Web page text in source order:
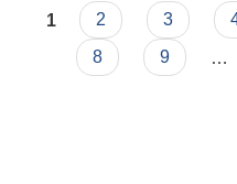
छात्रवृत्ति
Pages
1 2 3
8
9